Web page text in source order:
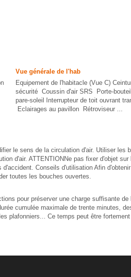
Vue générale de l'hab
Equipement de l'habitacle (Vue C)
sécurité Coussin d'air SRS Porte-
pare-soleil Interrupteur de toit ouvrant
Eclairages au pavillon Rétroviseur ...
le sens de la circulation d'air. Utiliser les
d'air. ATTENTIONNe pas fixer d'objet
Conseils d'utilisation Afin
toutes les bouches ouvertes.
pour préserver une charge suffisante de
cumulée maximale de trente minutes,
plafonniers... Ce temps peut être